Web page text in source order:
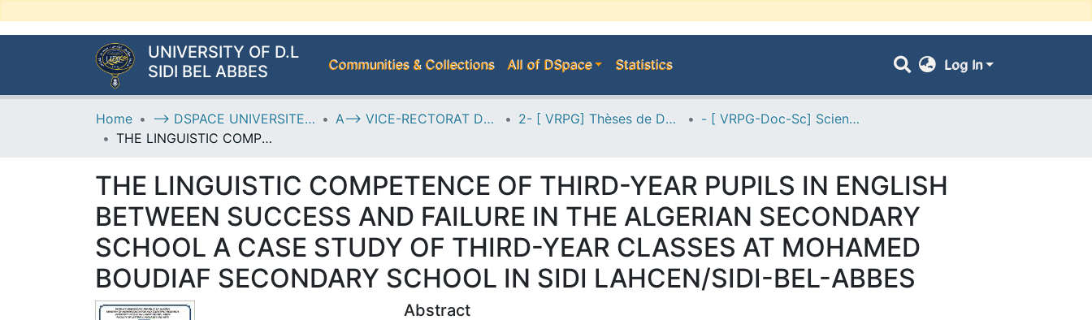
UNIVERSITY OF D.L
SIDI BEL ABBES
Communities & Collections All of DSpace Statistics Log In
Home --> DSPACE UNIVERSITE DJILALLI LIABES DE SIDI BEL ABBES A--> VICE-RECTORAT DE LA POST-GRADUATION 2- [ VRPG] Thèses de Doctorat en Sciences
- [ VRPG-Doc-Sc] Sciences humaines et sociales --- علوم إنسانية واجتماعية
THE LINGUISTIC COMPETENCE OF THIRD-YEAR PUPILS IN ENGLISH BETWEEN SUCCESS AND FAILURE IN THE ALGERIAN SECONDARY SCHOOL A CASE STUDY OF THIRD-YEAR CLASSES AT MOHAMED BOUDIAF SECONDARY SCHOOL IN SIDI LAHCEN/SIDI-BEL-ABBES
THE LINGUISTIC COMPETENCE OF THIRD-YEAR PUPILS IN ENGLISH
BETWEEN SUCCESS AND FAILURE IN THE ALGERIAN SECONDARY
SCHOOL A CASE STUDY OF THIRD-YEAR CLASSES AT MOHAMED
BOUDIAF SECONDARY SCHOOL IN SIDI LAHCEN/SIDI-BEL-ABBES
Abstract